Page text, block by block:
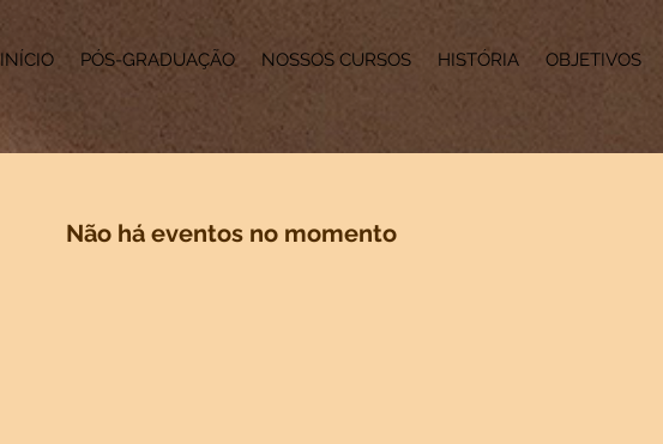
INÍCIO PÓS-GRADUAÇÃO NOSSOS CURSOS HISTÓRIA OBJETIVOS
Não há eventos no momento